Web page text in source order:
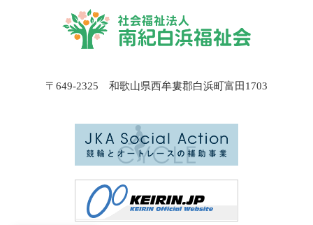
〒649-2325 和歌山県西牟婁郡白浜町富田1703